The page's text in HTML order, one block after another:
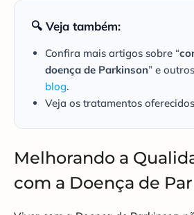
🔍 Veja também:
Confira mais artigos sobre “
doença de Parkinson” e
blog.
Veja os tratamentos
Melhorando a
com a Doença de